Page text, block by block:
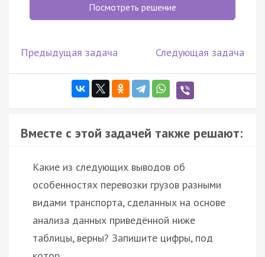
Посмотреть решение
Предыдущая задача Следующая задача
Вместе с этой задачей также решают:
Какие из следующих выводов об
особенностях перевозки грузов разными
видами транспорта, сделанных на основе
анализа данных приведённой ниже
таблицы, верны? Запишите цифры, под